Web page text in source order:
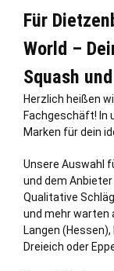
Für
World –
Squash
Herzlich heißen
Fachgeschäft! In
Marken für dein
Unsere Auswahl
und dem Anbieter
Qualitative
und mehr warten
Langen (Hessen),
Dreieich oder